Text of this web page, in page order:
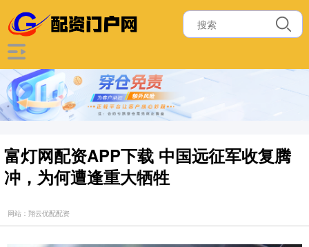
富灯网配资APP下载 中国远征军收复腾
冲，为何遭逢重大牺牲
网站：翔云优配配资